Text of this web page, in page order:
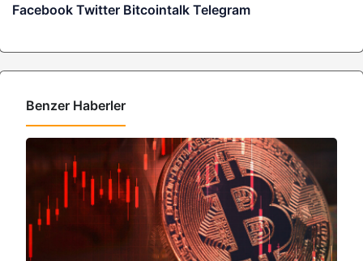
Facebook Twitter Bitcointalk Telegram
Benzer Haberler